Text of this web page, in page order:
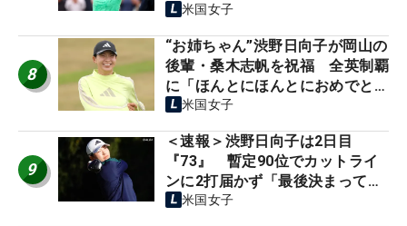
米国女子
8
“お姉ちゃん”渋野日向子が岡山の
後輩・桑木志帆を祝福 全英制覇
に「ほんとにほんとにおめでと
う」米国女子
9
＜速報＞渋野日向子は2日目
『73』 暫定90位でカットライ
ンに2打届かず「最後決まってい
れば…」
米国女子